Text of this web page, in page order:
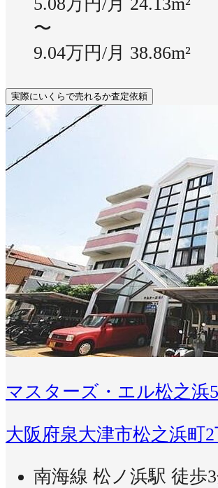
〜
9.04万円/月 38.86m²
実際にいくらで売れるか査定依頼
マスターズ・エル松之浜
大阪府泉大津市松之浜町2
南海線 松ノ浜駅 徒歩